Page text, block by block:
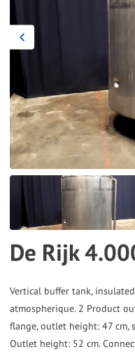
De Rijk
Vertical buffer tank,
atmospherique. 2 Product
flange, outlet height: 47 cm,
Outlet height: 52 cm.